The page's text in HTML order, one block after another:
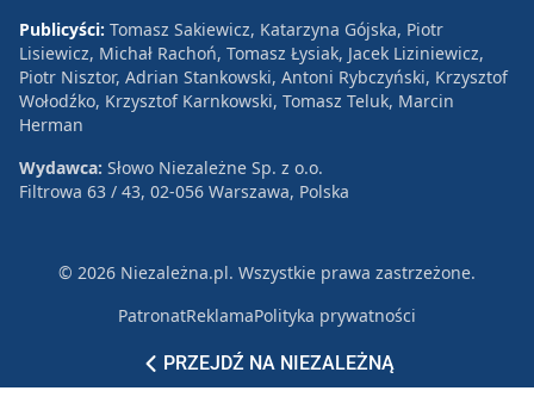
PRZEJDŹ NA NIEZALEŻNĄ
Publicyści: Tomasz Sakiewicz, Katarzyna Gójska, Piotr
Lisiewicz, Michał Rachoń, Tomasz Łysiak, Jacek Liziniewicz,
Piotr Nisztor, Adrian Stankowski, Antoni Rybczyński, Krzysztof
Wołodźko, Krzysztof Karnkowski, Tomasz Teluk, Marcin
Herman
Wydawca: Słowo Niezależne Sp. z o.o.
Filtrowa 63 / 43, 02-056 Warszawa, Polska
© 2026 Niezależna.pl. Wszystkie prawa zastrzeżone.
PatronatReklamaPolityka prywatności